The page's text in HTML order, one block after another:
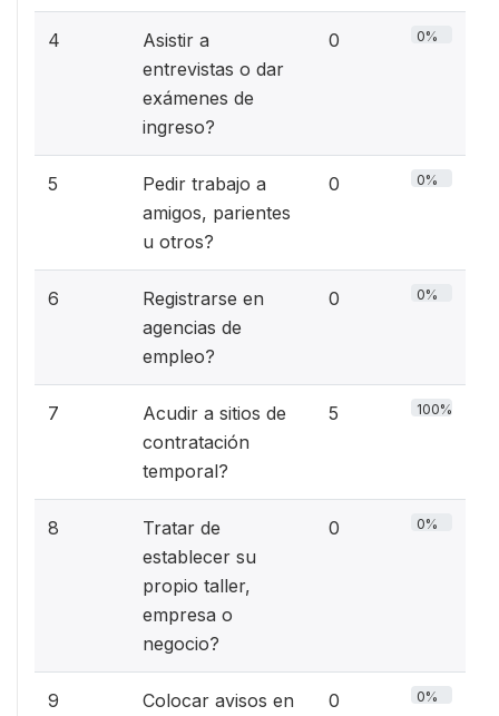
4
Asistir a
entrevistas o dar
exámenes de
ingreso?
0 0%
5
Pedir trabajo a
amigos, parientes
u otros?
0 0%
6
Registrarse en
agencias de
empleo?
0 0%
7
Acudir a sitios de
contratación
temporal?
5 100%
8
Tratar de
establecer su
propio taller,
empresa o
negocio?
0 0%
9
Colocar avisos en
0 0%